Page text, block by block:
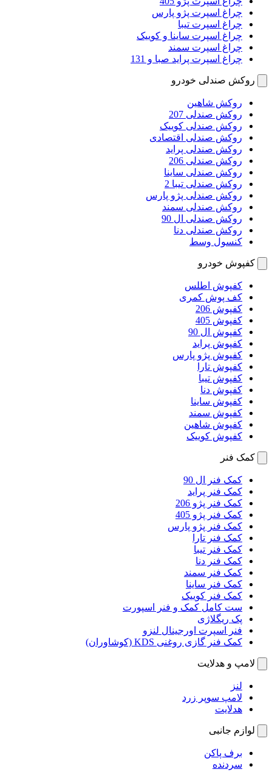
چراغ اسپرت پژو پارس
چراغ اسپرت تیبا
چراغ اسپرت ساینا و کوییک
چراغ اسپرت سمند
چراغ اسپرت پراید صبا و 131
روکش صندلی خودرو
روکش شاهین
روکش صندلی 207
روکش صندلی کوییک
روکش صندلی اقتصادی
روکش صندلی پراید
روکش صندلی 206
روکش صندلی ساینا
روکش صندلی تیبا 2
روکش صندلی پژو پارس
روکش صندلی سمند
روکش صندلی ال 90
روکش صندلی دنا
کنسول وسط
کفپوش خودرو
کفپوش اطلس
کف پوش کمری
کفپوش 206
کفپوش 405
کفپوش ال 90
کفپوش پراید
کفپوش پژو پارس
کفپوش تارا
کفپوش تیبا
کفپوش دنا
کفپوش ساینا
کفپوش سمند
کفپوش شاهین
کفپوش کوییک
کمک فنر
کمک فنر ال 90
کمک فنر پراید
کمک فنر پژو 206
کمک فنر پژو 405
کمک فنر پژو پارس
کمک فنر تارا
کمک فنر تیبا
کمک فنر دنا
کمک فنر سمند
کمک فنر ساینا
کمک فنر کوییک
ست کامل کمک و فنر اسپورت
پک ریگلاژی
فنر اسپرت اورجینال لنزو
کمک فنر گازی روغنی KDS (کوشاوران)
لامپ و هدلایت
لنز
لامپ سوپر زرد
هدلایت
لوازم جانبی
برف پاکن
سردنده